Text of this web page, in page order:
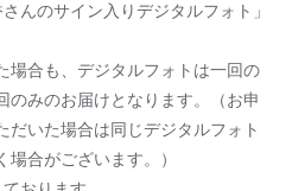
んのサイン入りデジタルフォト」
場合も、 デジタルフォトは一回の
のみのお届けとなります。（お申
だいた場合は同じデジタルフォト
合がございます。）